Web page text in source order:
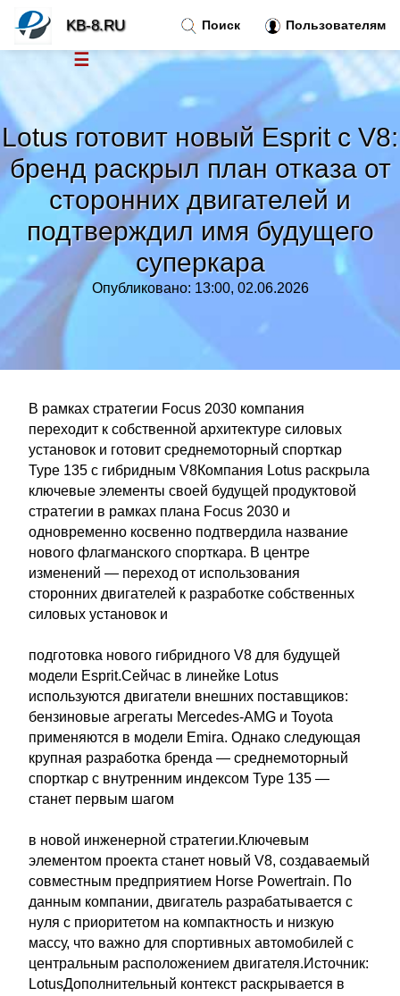
Lotus готовит новый Esprit с V8:
бренд раскрыл план отказа от
сторонних двигателей и
подтверждил имя будущего
суперкара
Опубликовано: 13:00, 02.06.2026
В рамках стратегии Focus 2030 компания
переходит к собственной архитектуре силовых
установок и готовит среднемоторный спорткар
Type 135 с гибридным V8Компания Lotus раскрыла
ключевые элементы своей будущей продуктовой
стратегии в рамках плана Focus 2030 и
одновременно косвенно подтвердила название
нового флагманского спорткара. В центре
изменений — переход от использования
сторонних двигателей к разработке собственных
силовых установок и
подготовка нового гибридного V8 для будущей
модели Esprit.Сейчас в линейке Lotus
используются двигатели внешних поставщиков:
бензиновые агрегаты Mercedes-AMG и Toyota
применяются в модели Emira. Однако следующая
крупная разработка бренда — среднемоторный
спорткар с внутренним индексом Type 135 —
станет первым шагом
в новой инженерной стратегии.Ключевым
элементом проекта станет новый V8, создаваемый
совместным предприятием Horse Powertrain. По
данным компании, двигатель разрабатывается с
нуля с приоритетом на компактность и низкую
массу, что важно для спортивных автомобилей с
центральным расположением двигателя.Источник:
LotusДополнительный контекст раскрывается в
Поиск Пользователям
KB-8.RU
☰
Тренды новостей»
Рубрики»
Правила »
Контакт